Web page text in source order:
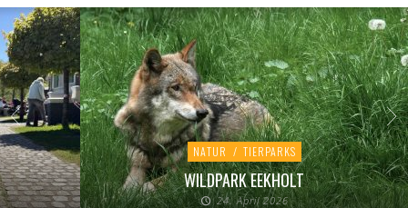
NATUR / TIERPARKS
WILDPARK EEKHOLT
24. April 2026